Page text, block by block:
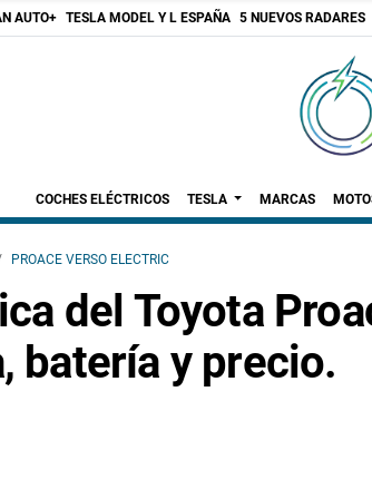
AUTO+ TESLA MODEL Y L ESPAÑA 5 NUEVOS RADARES
COCHES ELÉCTRICOS TESLA MARCAS
PROACE VERSO ELECTRIC
del Toyota
batería y precio.